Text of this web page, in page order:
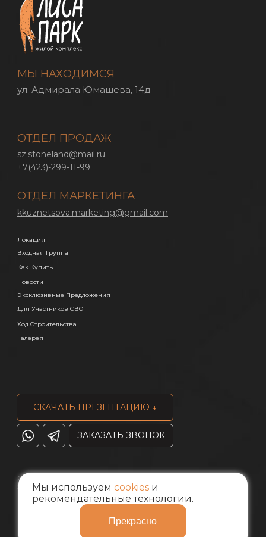
Мы используем cookiesи
рекомендательные технологии.
Прекрасно
Все права защищены © 2026Стоунлэнд
ул. Адмирала Юмашева, 14д
+7(423)-299-11-99
sz.stoneland@mail.ru
kkuznetsova.marketing@gmail.com
ОТДЕЛ МАРКЕТИНГА
ОТДЕЛ ПРОДАЖ
МЫ НАХОДИМСЯ
СКАЧАТЬ ПРЕЗЕНТАЦИЮ ↓
ЗАКАЗАТЬ ЗВОНОК
ООО "СПЕЦИАЛИЗИРОВАННЫЙ
ЗАСТРОЙЩИК "СТОУНЛЭНД",
ИНН 2543117326
П
олитика конфиденциальности
Эксклюзивные Предложения
Галерея
Новости
Как Купить
Локация
Ход Строительства
Входная Группа
Для Участников СВО